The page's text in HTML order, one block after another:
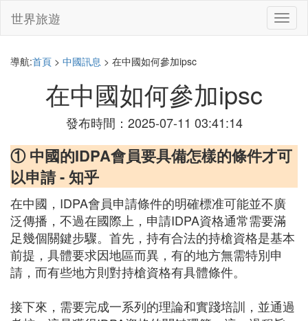
切
換
世界旅遊
導航:首頁 > 中國訊息 > 在中國如何參加ipsc
在中國如何參加ipsc
發布時間：2025-07-11 03:41:14
① 中國的IDPA會員要具備怎樣的條件才可
以申請 - 知乎
在中國，IDPA會員申請條件的明確標准可能並不廣
泛傳播，不過在國際上，申請IDPA資格通常需要滿
足幾個關鍵步驟。首先，持有合法的持槍資格是基本
前提，具體要求因地區而異，有的地方無需特別申
請，而有些地方則對持槍資格有具體條件。
接下來，需要完成一系列的理論和實踐培訓，並通過